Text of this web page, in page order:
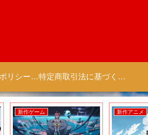
プライバシーポリシー 【Colorful Creation】 特定商取引法に基づく表記（商取引に関する開示）
新作ゲーム 新作アニメ